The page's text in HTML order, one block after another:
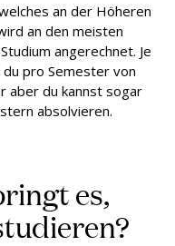
an der Höheren
an den meisten
angerechnet. Je
pro Semester von
aber du kannst sogar
absolvieren.
es,